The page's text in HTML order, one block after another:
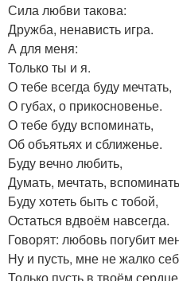
Сила любви такова:
Дружба, ненависть игра.
А для меня:
Только ты и я.
О тебе всегда буду мечтать,
О губах, о прикосновенье.
О тебе буду вспоминать,
Об объятьях и сближенье.
Буду вечно любить,
Думать, мечтать,
Буду хотеть быть с тобой,
Остаться вдвоём навсегда.
Говорят: любовь погубит
Ну и пусть, мне не жалко